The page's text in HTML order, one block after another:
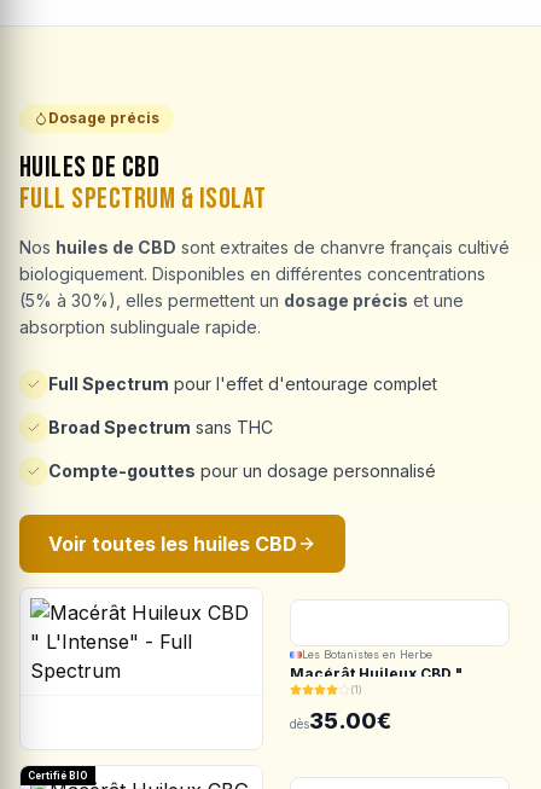
Les Botanistes en Herbe
Macérât Huileux CBD "
L'Intense" - Full Spectrum
(1)
dès35.00€
Certifié BIO
Dosage précis
Huiles de CBD
Full Spectrum & Isolat
Nos huiles de CBD sont extraites de chanvre français cultivé
biologiquement. Disponibles en différentes concentrations
(5% à 30%), elles permettent un dosage précis et une
absorption sublinguale rapide.
Full Spectrum pour l'effet d'entourage complet
Broad Spectrum sans THC
Compte-gouttes pour un dosage personnalisé
Voir toutes les huiles CBD